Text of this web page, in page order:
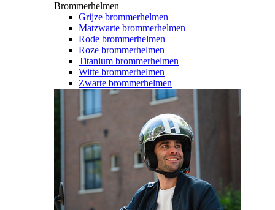
Brommerhelmen
Grijze brommerhelmen
Matzwarte brommerhelmen
Rode brommerhelmen
Roze brommerhelmen
Titanium brommerhelmen
Witte brommerhelmen
Zwarte brommerhelmen